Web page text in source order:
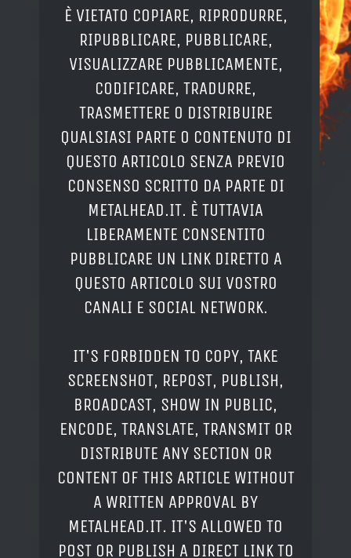
È VIETATO COPIARE, RIPRODURRE,
RIPUBBLICARE, PUBBLICARE,
VISUALIZZARE PUBBLICAMENTE,
CODIFICARE, TRADURRE,
TRASMETTERE O DISTRIBUIRE
QUALSIASI PARTE O CONTENUTO DI
QUESTO ARTICOLO SENZA PREVIO
CONSENSO SCRITTO DA PARTE DI
METALHEAD.IT. È TUTTAVIA
LIBERAMENTE CONSENTITO
PUBBLICARE UN LINK DIRETTO A
QUESTO ARTICOLO SUI VOSTRO
CANALI E SOCIAL NETWORK.
IT'S FORBIDDEN TO COPY, TAKE
SCREENSHOT, REPOST, PUBLISH,
BROADCAST, SHOW IN PUBLIC,
ENCODE, TRANSLATE, TRANSMIT OR
DISTRIBUTE ANY SECTION OR
CONTENT OF THIS ARTICLE WITHOUT
A WRITTEN APPROVAL BY
METALHEAD.IT. IT'S ALLOWED TO
POST OR PUBLISH A DIRECT LINK TO